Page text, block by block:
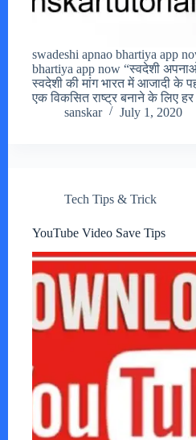
swadeshi apnao bhartiya app
bhartiya app now “स्वदेशी
स्वदेशी की मांग भारत में आजादी के
एक विकसित राष्ट्र बनाने के लिए
sanskar
July 1, 2020
Tech Tips & Trick
YouTube Video Save Tips